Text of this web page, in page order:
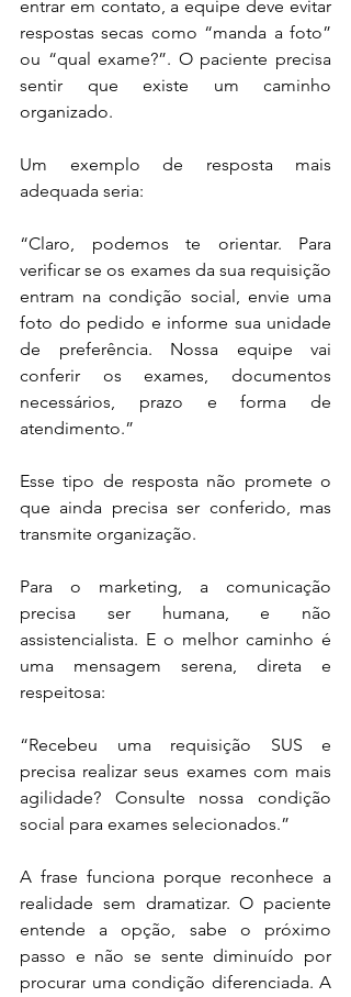
entrar em contato, a equipe deve evitar
respostas secas como “manda a foto”
ou “qual exame?”. O paciente precisa
sentir que existe um caminho
organizado.
Um exemplo de resposta mais
adequada seria:
“Claro, podemos te orientar. Para
verificar se os exames da sua requisição
entram na condição social, envie uma
foto do pedido e informe sua unidade
de preferência. Nossa equipe vai
conferir os exames, documentos
necessários, prazo e forma de
atendimento.”
Esse tipo de resposta não promete o
que ainda precisa ser conferido, mas
transmite organização.
Para o marketing, a comunicação
precisa ser humana, e não
assistencialista. E o melhor caminho é
uma mensagem serena, direta e
respeitosa:
“Recebeu uma requisição SUS e
precisa realizar seus exames com mais
agilidade? Consulte nossa condição
social para exames selecionados.”
A frase funciona porque reconhece a
realidade sem dramatizar. O paciente
entende a opção, sabe o próximo
passo e não se sente diminuído por
procurar uma condição diferenciada. A